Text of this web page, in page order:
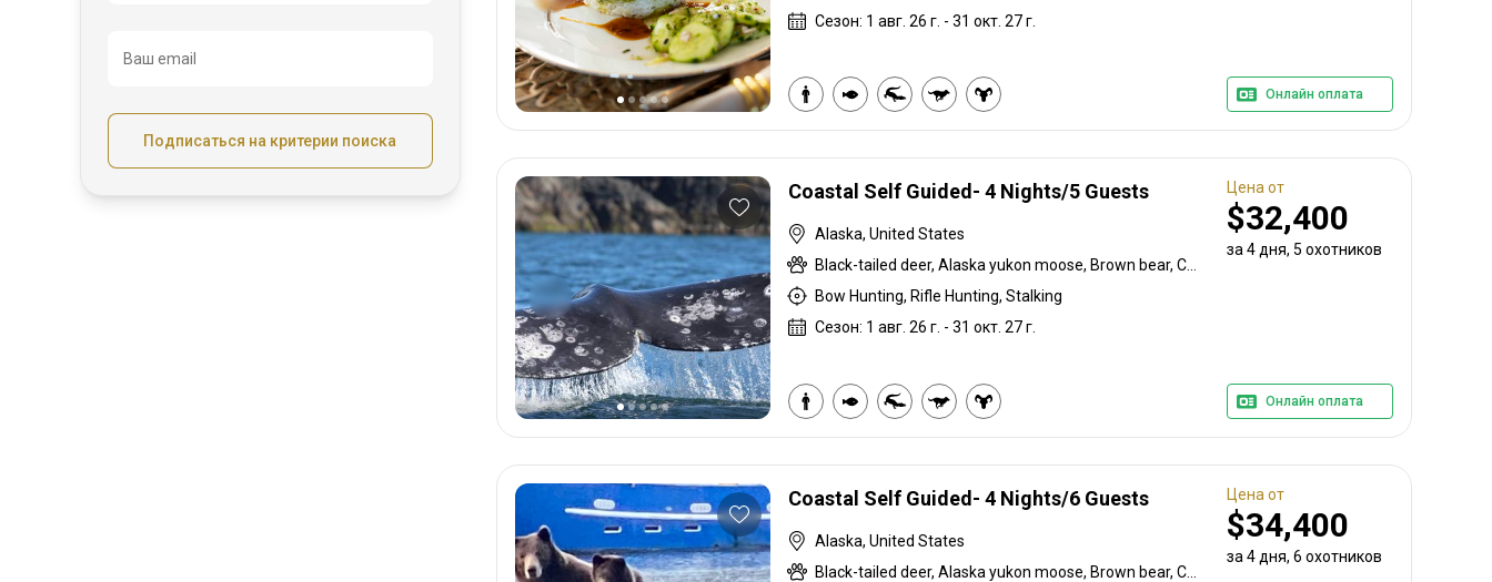
Ваш email
Подписаться на критерии поиска
Сезон: 1 авг. 26 г. - 31 окт. 27 г.
Онлайн оплата
Coastal Self Guided- 4 Nights/5 Guests
Alaska, United States
Black-tailed deer, Alaska yukon moose, Brown bear, Caribou, Coastal black bear, Mountain goat
Bow Hunting, Rifle Hunting, Stalking
Сезон: 1 авг. 26 г. - 31 окт. 27 г.
Цена от
$32,400
за 4 дня, 5 охотников
Онлайн оплата
Coastal Self Guided- 4 Nights/6 Guests
Alaska, United States
Black-tailed deer, Alaska yukon moose, Brown bear, Caribou, Coastal black bear, Mountain goat
Цена от
$34,400
за 4 дня, 6 охотников